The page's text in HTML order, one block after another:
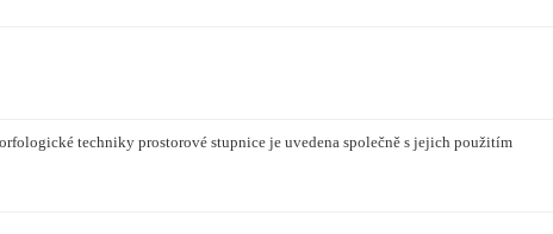
techniky prostorové stupnice je uvedena společně s jejich použitím